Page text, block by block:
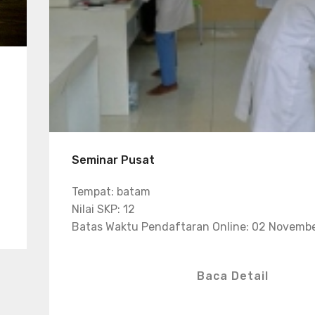
Seminar Pusat
Tempat: batam
Nilai SKP: 12
Batas Waktu Pendaftaran Online: 02
Baca Detail